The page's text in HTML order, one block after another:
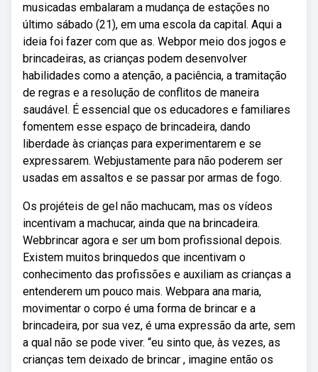
musicadas embalaram a mudança de estações no
último sábado (21), em uma escola da capital. Aqui a
ideia foi fazer com que as. Webpor meio dos jogos e
brincadeiras, as crianças podem desenvolver
habilidades como a atenção, a paciência, a tramitação
de regras e a resolução de conflitos de maneira
saudável. É essencial que os educadores e familiares
fomentem esse espaço de brincadeira, dando
liberdade às crianças para experimentarem e se
expressarem. Webjustamente para não poderem ser
usadas em assaltos e se passar por armas de fogo.
Os projéteis de gel não machucam, mas os vídeos
incentivam a machucar, ainda que na brincadeira.
Webbrincar agora e ser um bom profissional depois.
Existem muitos brinquedos que incentivam o
conhecimento das profissões e auxiliam as crianças a
entenderem um pouco mais. Webpara ana maria,
movimentar o corpo é uma forma de brincar e a
brincadeira, por sua vez, é uma expressão da arte, sem
a qual não se pode viver. “eu sinto que, às vezes, as
crianças tem deixado de brincar , imagine então os